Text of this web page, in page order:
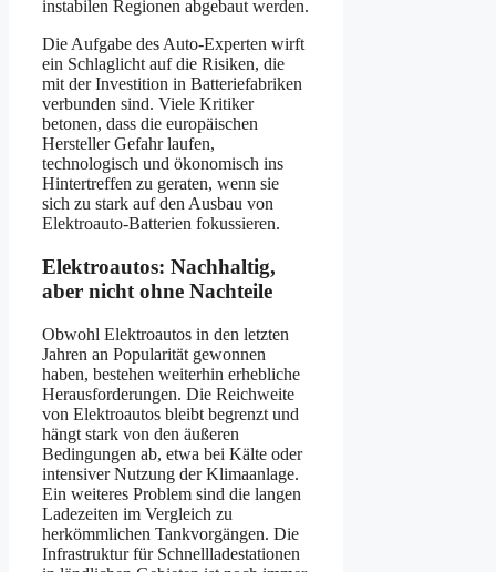
instabilen Regionen abgebaut werden.
Die Aufgabe des Auto-Experten wirft
ein Schlaglicht auf die Risiken, die
mit der Investition in Batteriefabriken
verbunden sind. Viele Kritiker
betonen, dass die europäischen
Hersteller Gefahr laufen,
technologisch und ökonomisch ins
Hintertreffen zu geraten, wenn sie
sich zu stark auf den Ausbau von
Elektroauto-Batterien fokussieren.
Elektroautos: Nachhaltig,
aber nicht ohne Nachteile
Obwohl Elektroautos in den letzten
Jahren an Popularität gewonnen
haben, bestehen weiterhin erhebliche
Herausforderungen. Die Reichweite
von Elektroautos bleibt begrenzt und
hängt stark von den äußeren
Bedingungen ab, etwa bei Kälte oder
intensiver Nutzung der Klimaanlage.
Ein weiteres Problem sind die langen
Ladezeiten im Vergleich zu
herkömmlichen Tankvorgängen. Die
Infrastruktur für Schnellladestationen